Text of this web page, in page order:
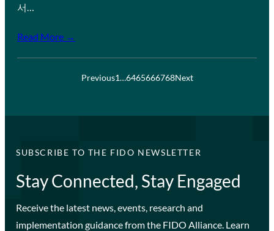
서…
Read More →
Previous1…6465666768Next
SUBSCRIBE TO THE FIDO NEWSLETTER
Stay Connected, Stay Engaged
Receive the latest news, events, research and
implementation guidance from the FIDO Alliance. Learn